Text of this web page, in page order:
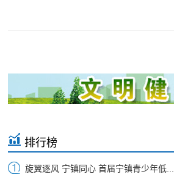
排行榜
旋翼逐风 宁镇同心 首届宁镇青少年低...